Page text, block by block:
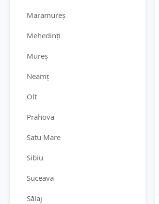
Maramureș
Mehedinți
Mureș
Neamț
Olt
Prahova
Satu Mare
Sibiu
Suceava
Sălaj